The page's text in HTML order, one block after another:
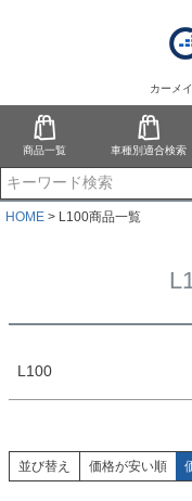
カーメ
商品一覧 車種別適合検索
HOME L100商品一覧
L100
並び順
新着順
登録順
価格が安い順
価格が高い順
キーワードヒッ
並び替え 価格が安い順